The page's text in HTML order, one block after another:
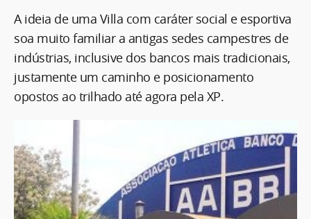
A ideia de uma Villa com caráter social e esportiva
soa muito familiar a antigas sedes campestres de
indústrias, inclusive dos bancos mais tradicionais,
justamente um caminho e posicionamento
opostos ao trilhado até agora pela XP.